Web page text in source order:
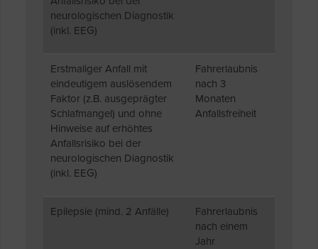
neurologischen Diagnostik
(inkl. EEG)
Erstmaliger Anfall mit
eindeutigem auslösendem
Faktor (z.B. ausgeprägter
Schlafmangel) und ohne
Hinweise auf erhöhtes
Anfallsrisiko bei der
neurologischen Diagnostik
(inkl. EEG)
Fahrerlaubnis
nach 3
Monaten
Anfallsfreiheit
Epilepsie (mind. 2 Anfälle)
Fahrerlaubnis
nach einem
Jahr